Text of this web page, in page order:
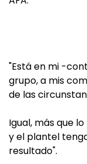
"Está en mi -
grupo, a mis
de las
Igual, más que
y el plantel
resultado".